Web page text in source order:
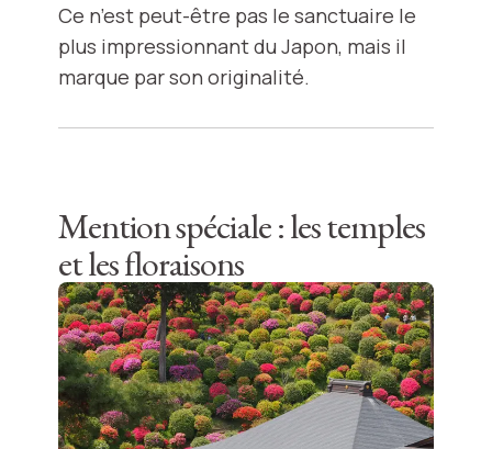
Ce n’est peut-être pas le sanctuaire le
plus impressionnant du Japon, mais il
marque par son originalité.
Mention spéciale : les temples
et les floraisons